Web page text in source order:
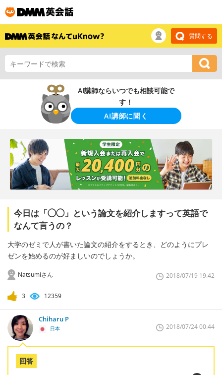
質問する
AI講師ならいつでも相談可能で
す！
AI講師に聞く
今日は「◯◯」という論文を紹介しますって英語で
なんて言うの？
大学のゼミで人が書いた論文の紹介をするとき、どのようにプレ
ゼンを始めるのが好ましいのでしょうか。
Natsumiさん 2018/07/19 19:42
3 12359
Chiharu P
日本 2018/07/24 00:44
回答